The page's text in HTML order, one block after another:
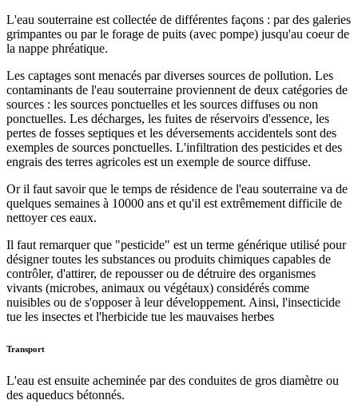
L'eau souterraine est collectée de différentes façons : par des galeries
grimpantes ou par le forage de puits (avec pompe) jusqu'au coeur de
la nappe phréatique.
Les captages sont menacés par diverses sources de pollution. Les
contaminants de l'eau souterraine proviennent de deux catégories de
sources : les sources ponctuelles et les sources diffuses ou non
ponctuelles. Les décharges, les fuites de réservoirs d'essence, les
pertes de fosses septiques et les déversements accidentels sont des
exemples de sources ponctuelles. L'infiltration des pesticides et des
engrais des terres agricoles est un exemple de source diffuse.
Or il faut savoir que le temps de résidence de l'eau souterraine va de
quelques semaines à 10000 ans et qu'il est extrêmement difficile de
nettoyer ces eaux.
Il faut remarquer que "pesticide" est un terme générique utilisé pour
désigner toutes les substances ou produits chimiques capables de
contrôler, d'attirer, de repousser ou de détruire des organismes
vivants (microbes, animaux ou végétaux) considérés comme
nuisibles ou de s'opposer à leur développement. Ainsi, l'insecticide
tue les insectes et l'herbicide tue les mauvaises herbes
Transport
L'eau est ensuite acheminée par des conduites de gros diamètre ou
des aqueducs bétonnés.